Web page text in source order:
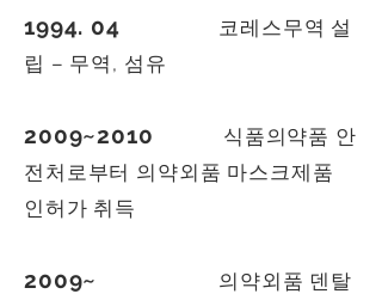
1994. 04 코레스무역 설
립 – 무역, 섬유
2009~2010 식품의약품 안
전처로부터 의약외품 마스크제품
인허가 취득
2009~
의약외품 덴탈